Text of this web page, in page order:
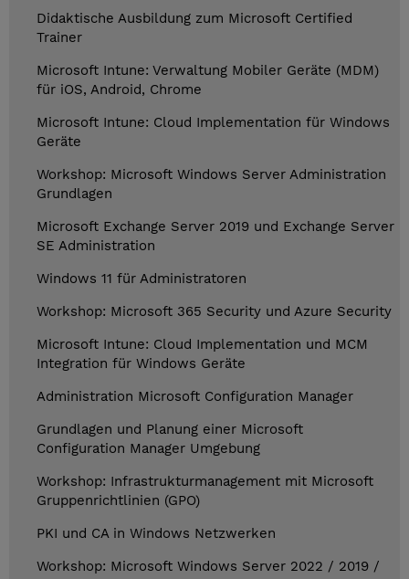
Didaktische Ausbildung zum Microsoft Certified
Trainer
Microsoft Intune: Verwaltung Mobiler Geräte (MDM)
für iOS, Android, Chrome
Microsoft Intune: Cloud Implementation für Windows
Geräte
Workshop: Microsoft Windows Server Administration
Grundlagen
Microsoft Exchange Server 2019 und Exchange Server
SE Administration
Windows 11 für Administratoren
Workshop: Microsoft 365 Security und Azure Security
Microsoft Intune: Cloud Implementation und MCM
Integration für Windows Geräte
Administration Microsoft Configuration Manager
Grundlagen und Planung einer Microsoft
Configuration Manager Umgebung
Workshop: Infrastrukturmanagement mit Microsoft
Gruppenrichtlinien (GPO)
PKI und CA in Windows Netzwerken
Workshop: Microsoft Windows Server 2022 / 2019 /